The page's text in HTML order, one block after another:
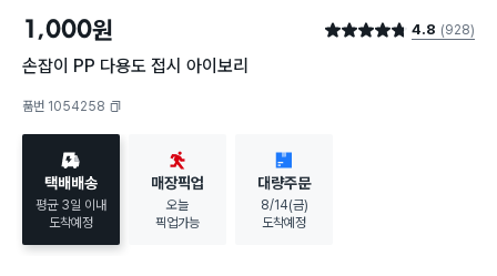
구매했어요
1,000원 별점 4.8점 4.8 (928)
손잡이 PP 다용도 접시 아이보리
품번 1054258
택배배송
평균 3일 이내
도착예정
매장픽업
오늘
픽업가능
대량주문
8/14(금)
도착예정